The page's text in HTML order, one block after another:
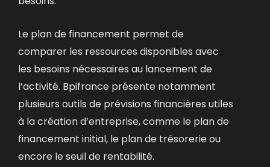
Le plan de financement permet de
comparer les ressources disponibles avec
les besoins nécessaires au lancement de
l’activité. Bpifrance présente notamment
plusieurs outils de prévisions financières utiles
à la création d’entreprise, comme le plan de
financement initial, le plan de trésorerie ou
encore le seuil de rentabilité.